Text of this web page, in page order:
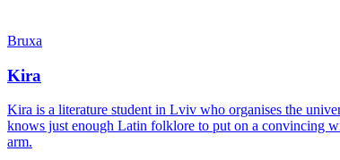
Bruxa
Kira
Kira is a literature student in Lviv who organises the
knows just enough Latin folklore to put on a convincing
arm.